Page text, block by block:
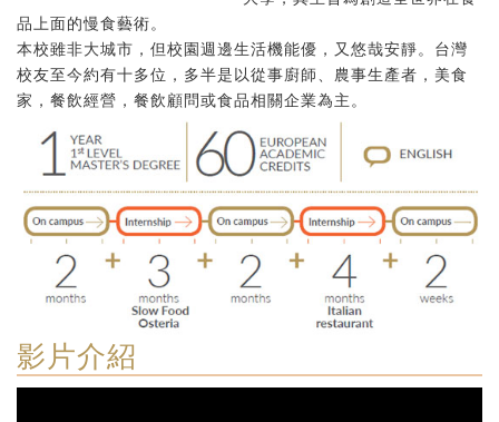
品上面的慢食藝術。
本校雖非大城市，但校園週邊生活機能優，又悠哉安靜。台灣
校友至今約有十多位，多半是以從事廚師、農事生產者，美食
家，餐飲經營，餐飲顧問或食品相關企業為主。
影片介紹